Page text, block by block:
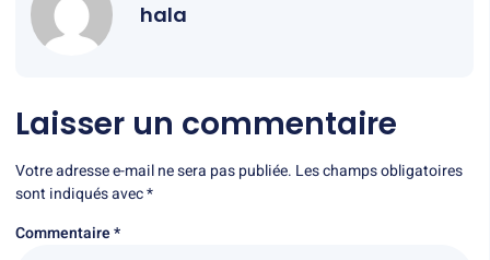
hala
Laisser un commentaire
Votre adresse e-mail ne sera pas publiée. Les champs obligatoires
sont indiqués avec*
Commentaire*